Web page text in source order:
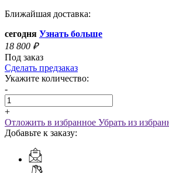
Ближайшая доставка:
сегодня Узнать больше
18 800 ₽
Под заказ
Сделать предзаказ
Укажите количество:
-
+
Отложить в избранное Убрать из
Добавьте к заказу: